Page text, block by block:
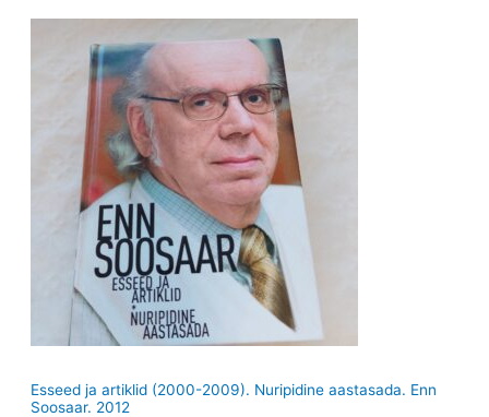
Esseed ja artiklid (2000-2009). Nuripidine aastasada. Enn
Soosaar. 2012